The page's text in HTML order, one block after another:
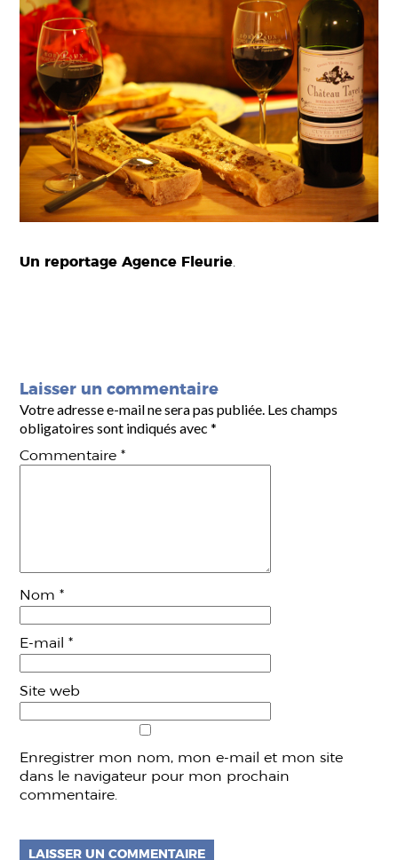
Un reportage Agence Fleurie
Laisser un commentaire
Votre adresse e-mail ne sera pas publiée. Les champs
obligatoires sont indiqués avec*
Commentaire*
Nom*
E-mail*
Site web
Enregistrer mon nom, mon e-mail et mon site
dans le navigateur pour mon prochain
commentaire.